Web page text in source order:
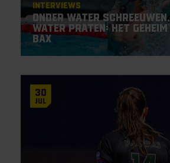
Interviews
Onder water
water praten: het geheim
Bax
30
Jul